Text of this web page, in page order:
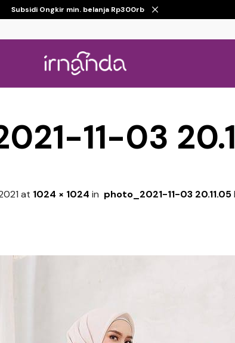
Subsidi Ongkir min. belanja Rp300rb
11-03
at 1024 × 1024 in photo_2021-11-03 20.11.05